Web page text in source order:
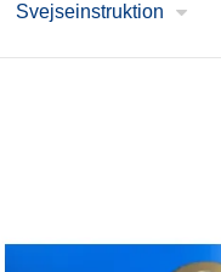
Svejseinstruktion